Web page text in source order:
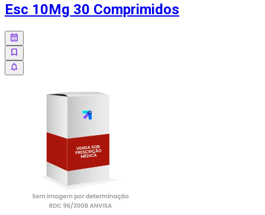
Esc 10Mg 30 Comprimidos